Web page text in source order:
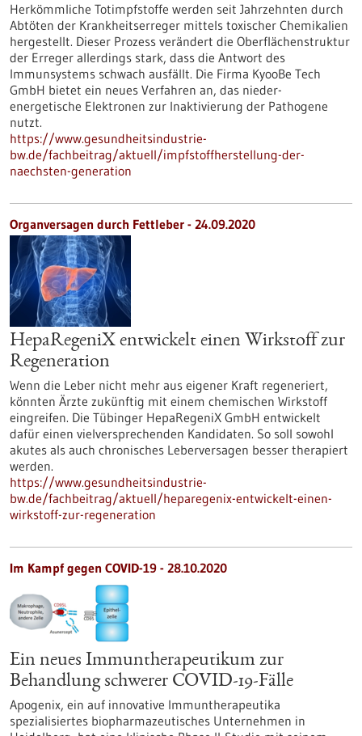
Herkömmliche Totimpfstoffe werden seit Jahrzehnten durch
Abtöten der Krankheitserreger mittels toxischer Chemikalien
hergestellt. Dieser Prozess verändert die Oberflächenstruktur
der Erreger allerdings stark, dass die Antwort des
Immunsystems schwach ausfällt. Die Firma KyooBe Tech
GmbH bietet ein neues Verfahren an, das nieder-
energetische Elektronen zur Inaktivierung der Pathogene
nutzt.
https://www.gesundheitsindustrie-
bw.de/fachbeitrag/aktuell/impfstoffherstellung-der-
naechsten-generation
Organversagen durch Fettleber - 24.09.2020
HepaRegeniX entwickelt einen Wirkstoff zur
Regeneration
Wenn die Leber nicht mehr aus eigener Kraft regeneriert,
könnten Ärzte zukünftig mit einem chemischen Wirkstoff
eingreifen. Die Tübinger HepaRegeniX GmbH entwickelt
dafür einen vielversprechenden Kandidaten. So soll sowohl
akutes als auch chronisches Leberversagen besser therapiert
werden.
https://www.gesundheitsindustrie-
bw.de/fachbeitrag/aktuell/heparegenix-entwickelt-einen-
wirkstoff-zur-regeneration
Im Kampf gegen COVID-19 - 28.10.2020
Ein neues Immuntherapeutikum zur
Behandlung schwerer COVID-19-Fälle
Apogenix, ein auf innovative Immuntherapeutika
spezialisiertes biopharmazeutisches Unternehmen in